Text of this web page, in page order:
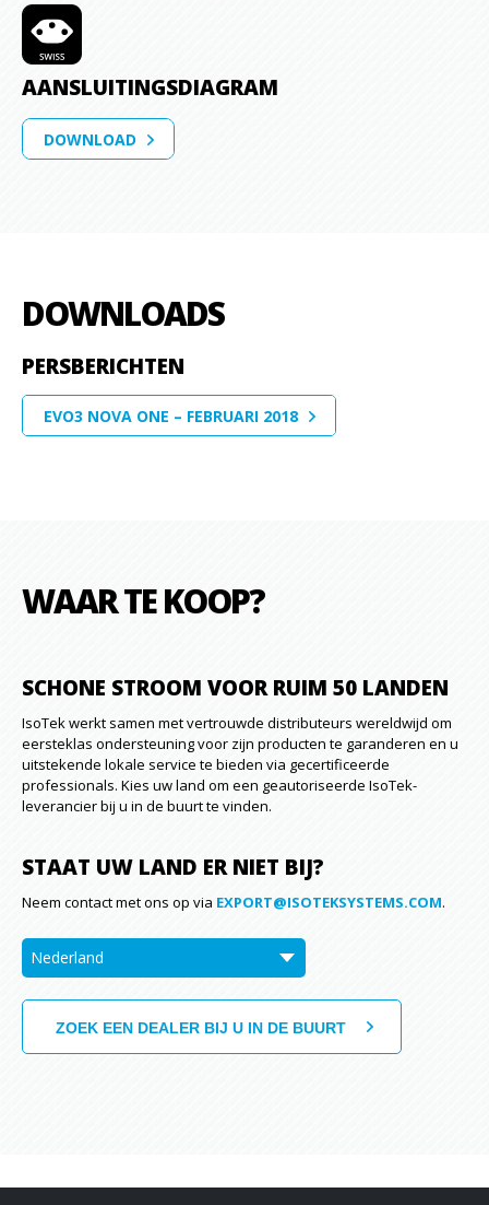
AANSLUITINGSDIAGRAM
DOWNLOAD
DOWNLOADS
PERSBERICHTEN
EVO3 NOVA ONE – FEBRUARI 2018
WAAR TE KOOP?
SCHONE STROOM VOOR RUIM 50 LANDEN
IsoTek werkt samen met vertrouwde distributeurs wereldwijd om
eersteklas ondersteuning voor zijn producten te garanderen en u
uitstekende lokale service te bieden via gecertificeerde
professionals. Kies uw land om een geautoriseerde IsoTek-
leverancier bij u in de buurt te vinden.
STAAT UW LAND ER NIET BIJ?
Neem contact met ons op via EXPORT@ISOTEKSYSTEMS.COM.